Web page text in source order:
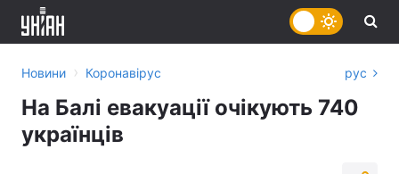
Новини › Коронавірус рус
На Балі евакуації очікують 740
українців